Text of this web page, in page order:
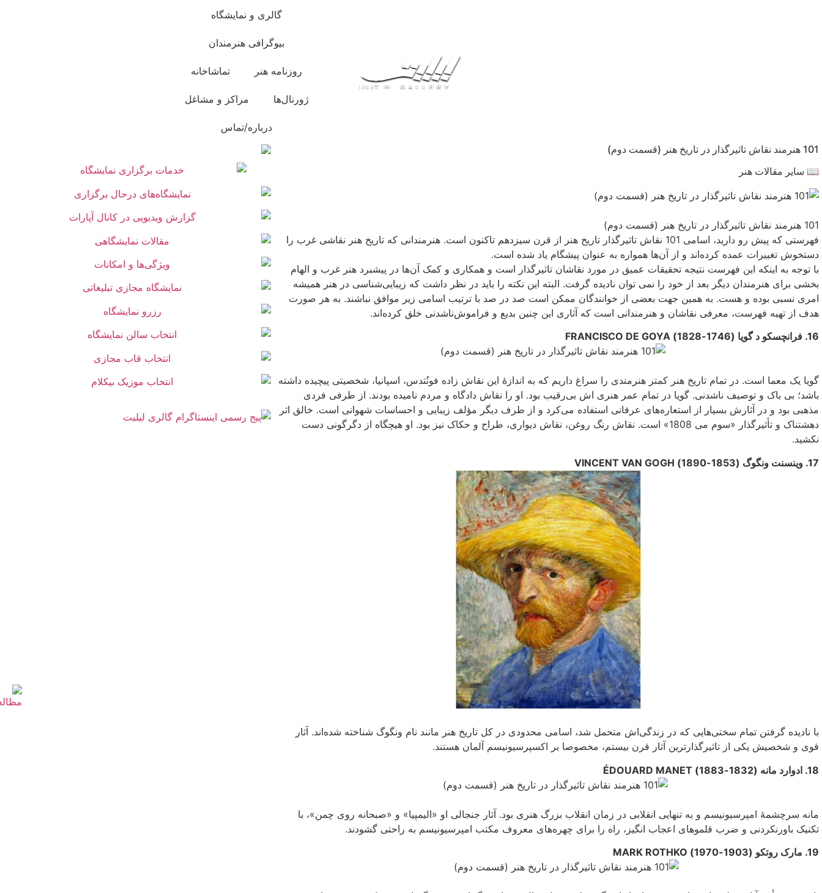
گالری و نمایشگاه
بیوگرافی هنرمندان
روزنامه هنر تماشاخانه
ژورنال‌ها مراکز و مشاغل
درباره/تماس
101 هنرمند نقاش تاثیرگذار در تاریخ هنر (قسمت دوم)
📖 سایر مقالات هنر
101 هنرمند نقاش تاثیرگذار در تاریخ هنر (قسمت دوم)
فهرستی که پیش رو دارید، اسامی 101 نقاش تاثیرگذار تاریخ هنر از قرن سیزدهم تاکنون است. هنرمندانی که تاریخ هنر نقاشی غرب را
دستخوش تغییرات عمده کرده‌اند و از آن‌ها همواره به عنوان پیشگام یاد شده است.
با توجه به اینکه این فهرست نتیجه تحقیقات عمیق در مورد نقاشان تاثیرگذار است و همکاری و کمک آن‌ها در پیشبرد هنر غرب و الهام
بخشی برای هنرمندان دیگر بعد از خود را نمى توان نادیده گرفت. البته این نکته را باید در نظر داشت که زیبایى‌شناسى در هنر همیشه
امرى نسبى بوده و هست. به همین جهت بعضی‌ از خوانندگان ممکن است صد در صد با ترتیب اسامى زیر موافق نباشند. به هر صورت
هدف از تهیه فهرست، معرفی‌ نقاشان و هنرمندانی است که آثاری این چنین بدیع و فراموش‌ناشدنی‌ خلق کرده‌اند.
16. فرانچسکو د گویا (1746-1828) FRANCISCO DE GOYA
گویا یک معما است. در تمام تاریخ هنر کمتر هنرمندی را سراغ داریم که به اندازهٔ این نقاش زاده فونُتدس، اسپانیا، شخصیتی پیچیده داشته
باشد؛ بی‌ باک و توصیف ناشدنی‌. گویا در تمام عمر هنری اش بی‌‌رقیب بود. او را نقاش دادگاه و مردم نامیده بودند. از طرفى فردی
مذهبی‌ بود و در آثارش بسیار از استعاره‌هاى‌ عرفانى استفاده مى‌کرد و از طرف دیگر مؤلف زیبایی‌ و احساسات شهوانی است. خالق اثر
دهشتناک و تأثیرگذار «سوم مى 1808» است. نقاش رنگ روغن، نقاش دیواری، طراح و حکاک نیز بود. او هیچگاه از دگرگونی دست
نکشید.
17. وینسنت ونگوگ (1853-1890) VINCENT VAN GOGH
با نادیده گرفتن تمام سختی‌هایی‌ که در زندگی‌اش متحمل شد، اسامی محدودی در کل تاریخ هنر مانند نام ونگوگ شناخته شده‌اند. آثار
قوی و شخصیش یکی‌ از تاثیرگذارترین آثار قرن بیستم، مخصوصا بر اکسپرسیونیسم آلمان هستند.
18. ادوارد مانه (1832-1883) ÉDOUARD MANET
مانه سرچشمهٔ امپرسیونیسم و به تنهایى انقلابی‌ در زمان انقلاب بزرگ هنری بود. آثار جنجالی او «الیمپیا» و «صبحانه روی چمن»، با
تکنیک باورنکردنى و ضرب قلموهاى اعجاب انگیز، راه را برای چهره‌های معروف مکتب امپرسیونیسم به راحتى گشودند.
19. مارک روتکو (1903-1970) MARK ROTHKO